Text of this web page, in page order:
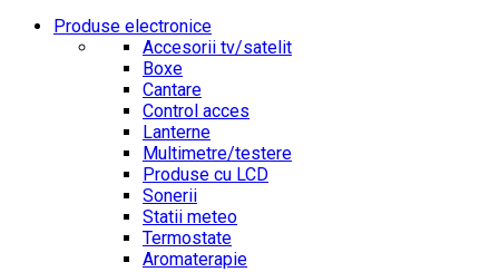
Produse electronice
Accesorii tv/satelit
Boxe
Cantare
Control acces
Lanterne
Multimetre/testere
Produse cu LCD
Sonerii
Statii meteo
Termostate
Aromaterapie